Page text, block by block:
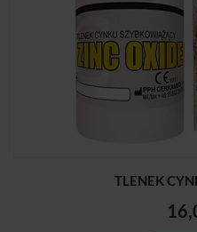
TLENEK